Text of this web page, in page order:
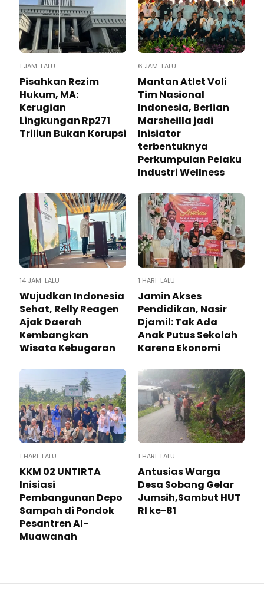
1 JAM LALU
Pisahkan Rezim
Hukum, MA:
Kerugian
Lingkungan Rp271
Triliun Bukan Korupsi
6 JAM LALU
Mantan Atlet Voli
Tim Nasional
Indonesia, Berlian
Marsheilla jadi
Inisiator
terbentuknya
Perkumpulan Pelaku
Industri Wellness
14 JAM LALU
Wujudkan Indonesia
Sehat, Relly Reagen
Ajak Daerah
Kembangkan
Wisata Kebugaran
1 HARI LALU
Jamin Akses
Pendidikan, Nasir
Djamil: Tak Ada
Anak Putus Sekolah
Karena Ekonomi
1 HARI LALU
KKM 02 UNTIRTA
Inisiasi
Pembangunan Depo
Sampah di Pondok
Pesantren Al-
Muawanah
1 HARI LALU
Antusias Warga
Desa Sobang Gelar
Jumsih,Sambut HUT
RI ke-81